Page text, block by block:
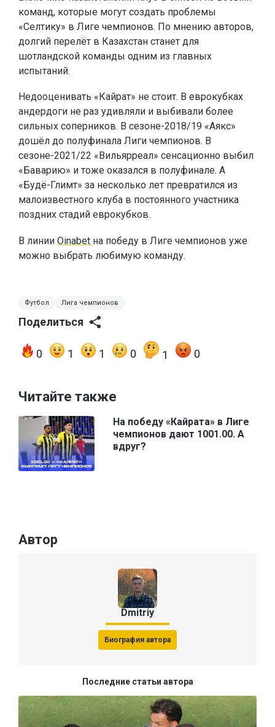
команд, которые могут создать проблемы
«Селтику» в Лиге чемпионов. По мнению авторов,
долгий перелёт в Казахстан станет для
шотландской команды одним из главных
испытаний.
Недооценивать «Кайрат» не стоит. В еврокубках
андердоги не раз удивляли и выбивали более
сильных соперников. В сезоне-2018/19 «Аякс»
дошёл до полуфинала Лиги чемпионов. В
сезоне-2021/22 «Вильярреал» сенсационно выбил
«Баварию» и тоже оказался в полуфинале. А
«Будё-Глимт» за несколько лет превратился из
малоизвестного клуба в постоянного участника
поздних стадий еврокубков.
В линии Oinabet на победу в Лиге чемпионов уже
можно выбрать любимую команду.
Футбол Лига чемпионов
Поделиться
0 1 1 0 1 0
Читайте также
На победу «Кайрата» в Лиге
чемпионов дают 1001.00. А
вдруг?
Автор
Dmitriy
Биография автора
Последние статьи автора